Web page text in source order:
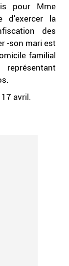
pour Mme
d’exercer la
des
-son mari est
familial
avril.